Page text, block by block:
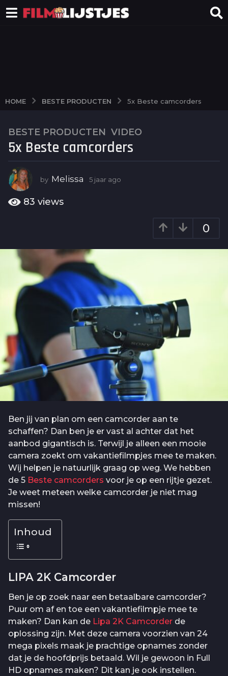
HOME BESTE PRODUCTEN 5x Beste camcorders
5
j
a
r
g
BESTE PRODUCTEN ,VIDEO
5x Beste camcorders
by Melissa 5 jaar ago
83 views
0
Ben jij van plan om een camcorder aan te
schaffen? Dan ben je er vast al achter dat het
aanbod gigantisch is. Terwijl je alleen een mooie
camera zoekt om vakantiefilmpjes mee te maken.
Wij helpen je natuurlijk graag op weg. We hebben
de 5 Beste camcorders voor je op een rijtje gezet.
Je weet meteen welke camcorder je niet mag
missen!
Inhoud
LIPA 2K Camcorder
Ben je op zoek naar een betaalbare camcorder?
Puur om af en toe een vakantiefilmpje mee te
maken? Dan kan de Lipa 2K Camcorder de
oplossing zijn. Met deze camera voorzien van 24
mega pixels maak je prachtige opnames zonder
dat je de hoofdprijs betaald. Wil je gewoon in Full
HD opnames maken? Dit kan je ook instellen.